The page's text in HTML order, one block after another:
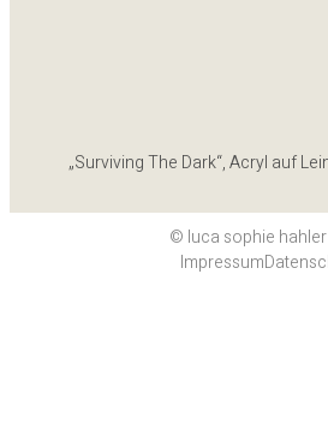
„Surviving The Dark“, Acryl auf
© luca sophie
Impressum